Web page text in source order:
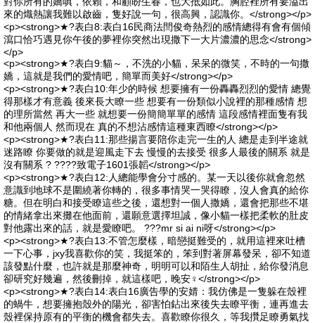
來的熾熱讓我難以啟齒，隻好說一句，很高興，認識你。</strong></p>
<p><strong>★?表白8:表白16民商法閆俊奇熱烈的感情總得有會有個傾
瀉口恰巧遇見你午後的夢裡你突然出現撒下一大片濃濃的思念</strong>
</p>
<p><strong>★?表白9:貓～，不洗的小貓，呆呆的微笑，不時的一句撒
嬌，這就是我們的愛情吧，簡單而美好</strong></p>
<p><strong>★?表白10:年少的時候 想要擁有一份轟轟烈烈的愛情 總覺
得那樣才有意義 後來長大瞭一些 想要有一份類似小說裡的那種感情 想
的理所當然 再大一些 就想要一份簡簡單單的感情 這段感情裡面隻有我
和他兩個人 然而現在 真的不想沾感情這種東西瞭</strong></p>
<p><strong>★?表白11:那些揚言要陪你走完一生的人 總是走到半途就
迷路瞭 你要做的就是迎風走下去 慢慢的去接受 很多人最後的關系 就是
沒有關系 ? ????致電子1601張韜</strong></p>
<p><strong>★?表白12:人總能學會分寸感的。某一天以後你就會忽然
意識到地球不是圍繞著你轉的，很多事情哭一哭得瞭，沒人會真的給你
糖。但在明白和接受瞭這些之後，還想對一個人撒嬌，還會把那些不堪
的情緒拿出來攤在他面前，還願意選擇坦誠，像小貓一樣把柔軟的肚皮
對他露出來的話，就是愛瞭吧。 ???mr si ai ni呀</strong></p>
<p><strong>★?表白13:不管怎麼樣，暗戀挺難受的，就用這裡來吐槽
一下心事，jxy我喜歡你的笑，我挺笨的，笨到對著屏幕發呆，卻不知道
該發點什麼，也許就是那麼神奇，明明可以和陌生人胡扯，給你發消息
卻研究好幾遍，然後刪掉，就這樣吧，晚安♀</strong></p>
<p><strong>★?表白14:表白16廣告學的安婧：我仿佛是一隻躲在殼裡
的蝸牛，想要擁抱殼外的陽光，卻害怕鉆出來後失去瞭平衡，連再進去
殼裡保持原有的平衡的機會都失去。喜歡瞭你很久，等我攢足瞭勇氣找